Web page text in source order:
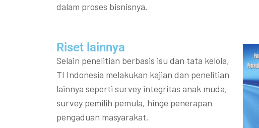
dalam proses bisnisnya.
Riset lainnya​​
Selain penelitian berbasis isu dan tata kelola,
TI Indonesia melakukan kajian dan penelitian
lainnya seperti survey integritas anak muda,
survey pemilih pemula, hinge penerapan
pengaduan masyarakat.